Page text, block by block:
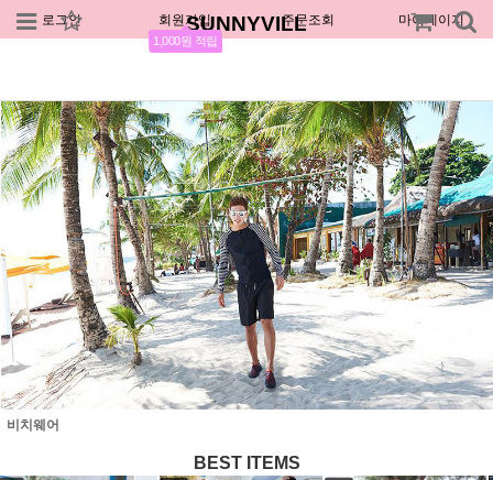
로그인 회원가입
1,000원 적립
주문조회 마이페이지
SUNNYVILL
비치웨어
BEST ITEMS